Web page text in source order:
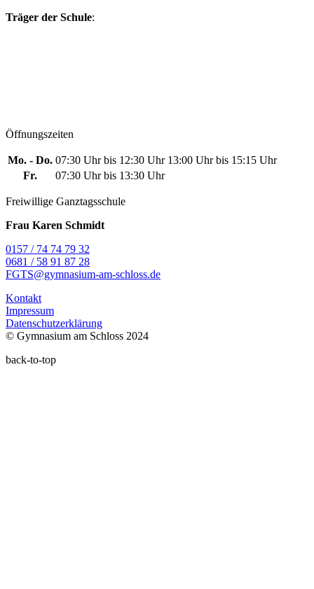
Träger der Schule:
Öffnungszeiten
Mo. - Do. 07:30 Uhr bis 12:30 Uhr 13:00 Uhr bis 15:15 Uhr
Fr.
07:30 Uhr bis 13:30 Uhr
Freiwillige Ganztagsschule
Frau Karen Schmidt
0157 / 74 74 79 32
0681 / 58 91 87 28
FGTS@gymnasium-am-schloss.de
Kontakt
Impressum
Datenschutzerklärung
© Gymnasium am Schloss 2024
back-to-top